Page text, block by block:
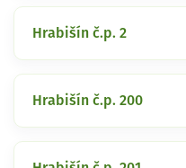
Hrabišín č.p. 2
Hrabišín č.p. 200